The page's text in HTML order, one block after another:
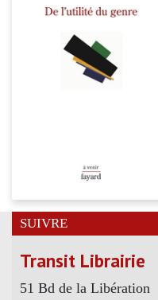
SUIVRE
Transit Librairie
51 Bd de la Libération